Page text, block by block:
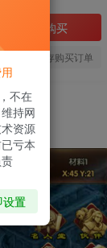
立即购买
买，可保存购买订单
不在
持网
资源
亏本
设置